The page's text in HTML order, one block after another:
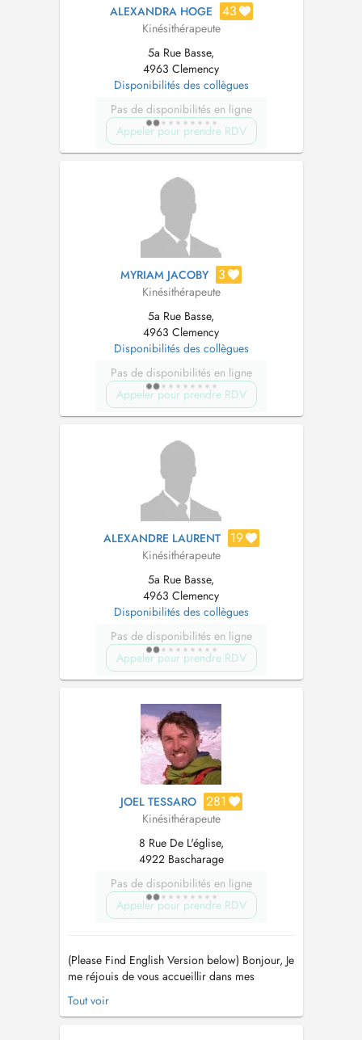
ALEXANDRA HOGE 43
Kinésithérapeute
5a Rue Basse,
4963 Clemency
Disponibilités des collègues
Pas de disponibilités en ligne
Appeler pour prendre RDV
MYRIAM JACOBY 3
Kinésithérapeute
5a Rue Basse,
4963 Clemency
Disponibilités des collègues
Pas de disponibilités en ligne
Appeler pour prendre RDV
ALEXANDRE LAURENT 19
Kinésithérapeute
5a Rue Basse,
4963 Clemency
Disponibilités des collègues
Pas de disponibilités en ligne
Appeler pour prendre RDV
JOEL TESSARO 281
Kinésithérapeute
8 Rue De L'église,
4922 Bascharage
Pas de disponibilités en ligne
Appeler pour prendre RDV
(Please Find English Version below) Bonjour, Je
me réjouis de vous accueillir dans mes
pensé pour proposer des soins de qualité dans
Tout voir